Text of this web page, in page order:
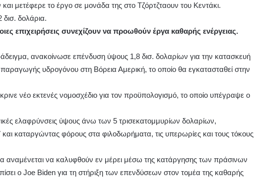
μετέφερε το έργο σε μονάδα της στο Τζόρτζταουν του Κεντάκι.
δολάρια.
επιχειρήσεις συνεχίζουν να προωθούν έργα καθαρής ενέργειας.
ανακοίνωσε επένδυση ύψους 1,8 δισ. δολαρίων για την κατασκευή
υδρογόνου στη Βόρεια Αμερική, το οποίο θα εγκατασταθεί στην
νέο εκτενές νομοσχέδιο για τον προϋπολογισμό, το οποίο υπέγραψε ο
ελαφρύνσεις ύψους άνω των 5 τρισεκατομμυρίων δολαρίων,
καταργώντας φόρους στα φιλοδωρήματα, τις υπερωρίες και τους τόκους
αναμένεται να καλυφθούν εν μέρει μέσω της κατάργησης των πράσινων
ο Joe Biden για τη στήριξη των επενδύσεων στον τομέα της καθαρής